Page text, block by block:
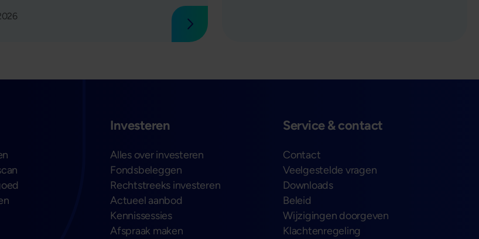
Lees verder
Investeren
Alles over investeren
Fondsbeleggen
Rechtstreeks investeren
Actueel aanbod
Kennissessies
Afspraak maken
Service & contact
Contact
Veelgestelde vragen
Downloads
Beleid
Wijzigingen doorgeven
Klachtenregeling